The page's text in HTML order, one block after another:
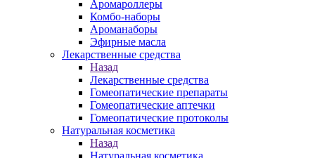
Аромароллеры
Комбо-наборы
Ароманаборы
Эфирные масла
Лекарственные средства
Назад
Лекарственные средства
Гомеопатические препараты
Гомеопатические аптечки
Гомеопатические протоколы
Натуральная косметика
Назад
Натуральная косметика